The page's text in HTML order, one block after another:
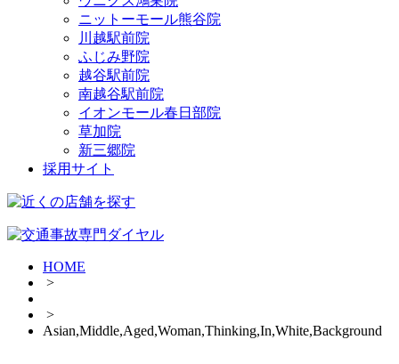
ニットーモール熊谷院
川越駅前院
ふじみ野院
越谷駅前院
南越谷駅前院
イオンモール春日部院
草加院
新三郷院
採用サイト
HOME
>
>
Asian,Middle,Aged,Woman,Thinking,In,White,Background